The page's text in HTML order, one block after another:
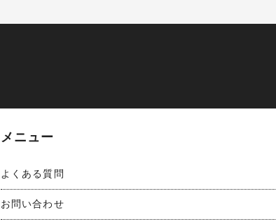
メニュー
よくある質問
お問い合わせ